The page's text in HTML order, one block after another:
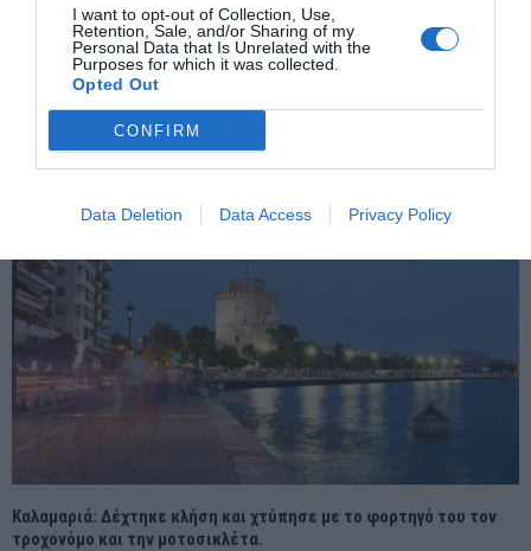
I want to opt-out of Collection, Use,
Retention, Sale, and/or Sharing of my
Personal Data that Is Unrelated with the
Purposes for which it was collected.
Opted Out
CONFIRM
Data Deletion Data Access Privacy Policy
Ολονύκτιο σφυροκόπημα στη Μέση Ανατολή
Καλαμαριά: Δέχτηκε κλήση και χτύπησε με το φορτηγό του τον
τροχονόμο και την μοτοσικλέτα.